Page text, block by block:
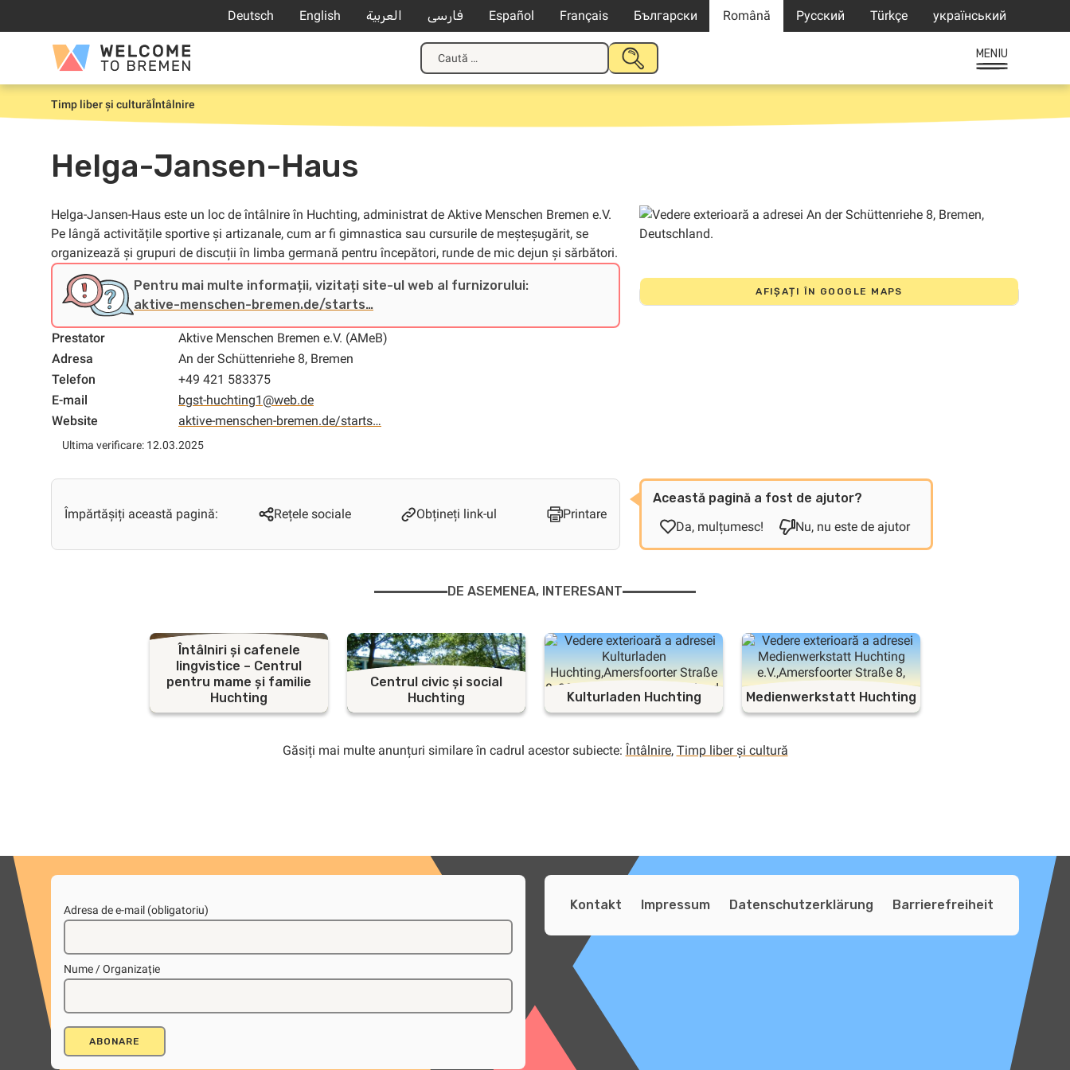
Deutsch English العربية فارسی Español Français Български Română Русский Türkçe український
Welcome
to
Bremen
Caută
după:
TRIMITE
MENIU
Prima
Timp liber și culturăÎntâlnire
Helga-Jansen-Haus
Helga-Jansen-Haus este un loc de întâlnire în Huchting, administrat de Aktive Menschen Bremen e.V.
Pe lângă activitățile sportive și artizanale, cum ar fi gimnastica sau cursurile de meșteșugărit, se
organizează și grupuri de discuții în limba germană pentru începători, runde de mic dejun și sărbători.
Pentru mai multe informații, vizitați site-ul web al furnizorului:
aktive-menschen-bremen.de/starts…
Prestator
Aktive Menschen Bremen e.V. (AMeB)
Adresa
An der Schüttenriehe 8, Bremen
Telefon
+49 421 583375
E-mail
bgst-huchting1@web.de
Website
aktive-menschen-bremen.de/starts…
Ultima verificare: 12.03.2025
AFIȘAȚI ÎN GOOGLE MAPS
Împărtășiți această pagină: Rețele sociale Obțineți link-ul Printare
Această pagină a fost de ajutor?
Da, mulțumesc!
Nu, nu este de ajutor
DE ASEMENEA, INTERESANT
Întâlniri și cafenele
lingvistice – Centrul
pentru mame și familie
Huchting
Centrul civic și social
Huchting
Kulturladen Huchting Medienwerkstatt Huchting
Găsiți mai multe anunțuri similare în cadrul acestor subiecte: Întâlnire, Timp liber și cultură
Adresa de e-mail (obligatoriu)
Nume / Organizație
Kontakt Impressum Datenschutzerklärung Barrierefreiheit